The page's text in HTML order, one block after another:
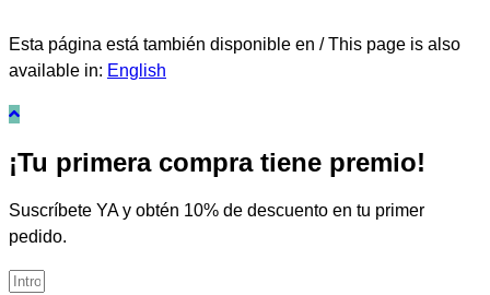
Esta página está también disponible en / This page is also
available in: English
¡Tu primera compra tiene premio!
Suscríbete YA y obtén 10% de descuento en tu primer
pedido.